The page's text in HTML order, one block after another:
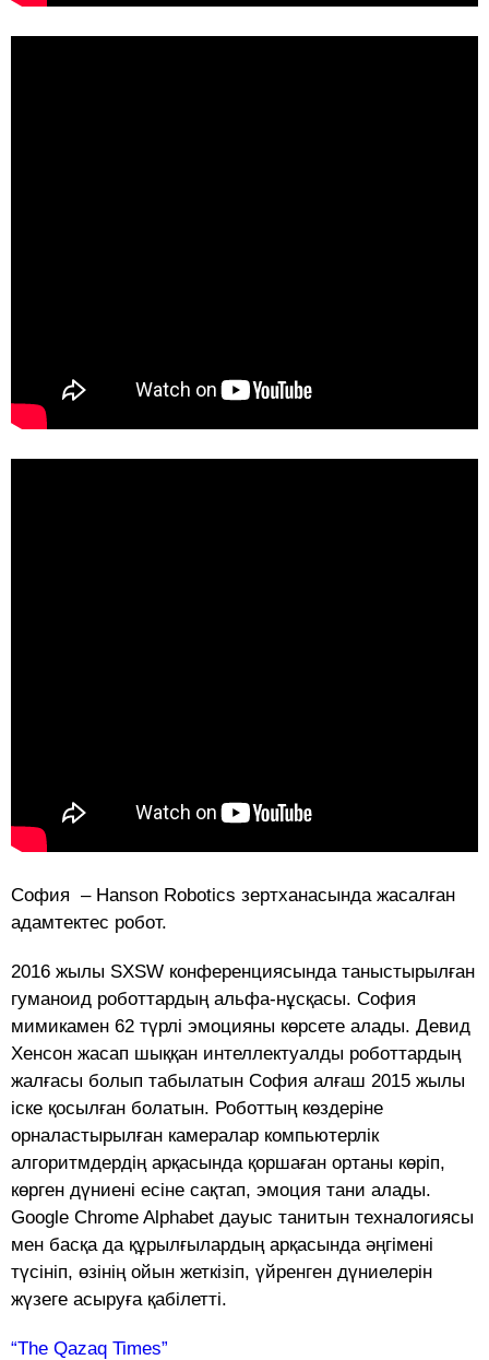
София – Hanson Robotics зертханасында жасалған
адамтектес робот.
2016 жылы SXSW конференциясында таныстырылған
гуманоид роботтардың альфа-нұсқасы. София
мимикамен 62 түрлі эмоцияны көрсете алады. Девид
Хенсон жасап шыққан интеллектуалды роботтардың
жалғасы болып табылатын София алғаш 2015 жылы
іске қосылған болатын. Роботтың көздеріне
орналастырылған камералар компьютерлік
алгоритмдердің арқасында қоршаған ортаны көріп,
көрген дүниені есіне сақтап, эмоция тани алады.
Google Chrome Alphabet дауыс танитын техналогиясы
мен басқа да құрылғылардың арқасында әңгімені
түсініп, өзінің ойын жеткізіп, үйренген дүниелерін
жүзеге асыруға қабілетті.
“The Qazaq Times”